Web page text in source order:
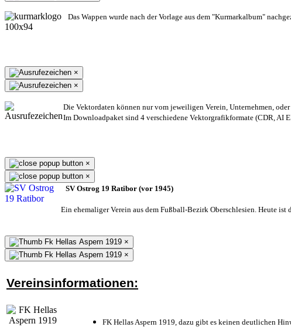
Das Wappen wurde nach der Vorlage aus dem "Kurmarkalbum"
×
×
Die Vektordaten können nur vom jeweiligen Verein, Unternehmen,
Im Downloadpaket sind 4 verschiedene Vektorgrafikformate (CDR, AI
×
×
SV Ostrog 19 Ratibor (vor 1945)
Ein ehemaliger Verein aus dem Fußball-Bezirk Oberschlesien. Heute ist
×
×
Vereinsinformationen:
FK Hellas Aspern 1919, dazu gibt es keinen deutlichen